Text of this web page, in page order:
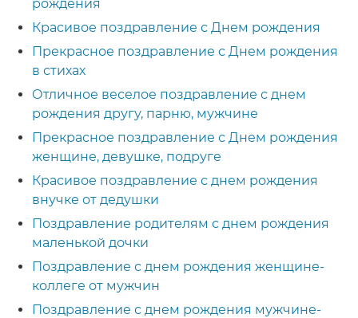
рождения
Красивое поздравление с Днем рождения
Прекрасное поздравление с Днем рождения
в стихах
Отличное веселое поздравление с днем
рождения другу, парню, мужчине
Прекрасное поздравление с Днем рождения
женщине, девушке, подруге
Красивое поздравление с днем рождения
внучке от дедушки
Поздравление родителям с днем рождения
маленькой дочки
Поздравление с днем рождения женщине-
коллеге от мужчин
Поздравление с днем рождения мужчине-